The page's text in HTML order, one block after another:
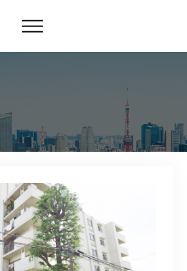
物件情報
実績
お客様の声